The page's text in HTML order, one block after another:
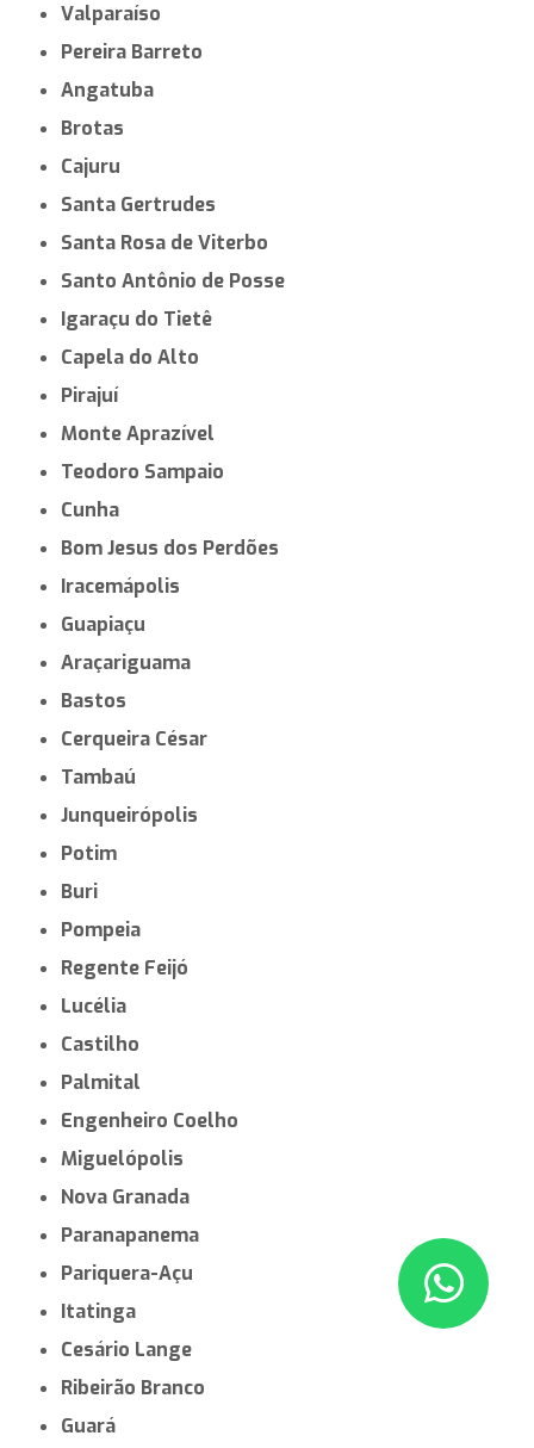
Valparaíso
Pereira Barreto
Angatuba
Brotas
Cajuru
Santa Gertrudes
Santa Rosa de Viterbo
Santo Antônio de Posse
Igaraçu do Tietê
Capela do Alto
Pirajuí
Monte Aprazível
Teodoro Sampaio
Cunha
Bom Jesus dos Perdões
Iracemápolis
Guapiaçu
Araçariguama
Bastos
Cerqueira César
Tambaú
Junqueirópolis
Potim
Buri
Pompeia
Regente Feijó
Lucélia
Castilho
Palmital
Engenheiro Coelho
Miguelópolis
Nova Granada
Paranapanema
Pariquera-Açu
Itatinga
Cesário Lange
Ribeirão Branco
Guará